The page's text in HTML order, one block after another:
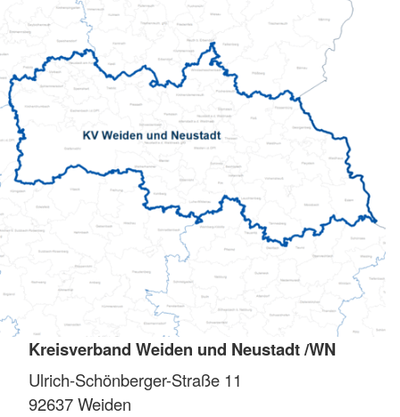
Kreisverband Weiden und Neustadt /WN
Ulrich-Schönberger-Straße 11
92637Weiden